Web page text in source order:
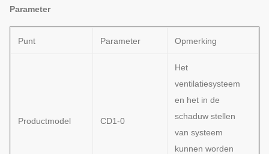
Parameter
Punt Parameter Opmerking
Productmodel CD1-0
Het
ventilatiesysteem
en het in de
schaduw stellen
van systeem
kunnen worden